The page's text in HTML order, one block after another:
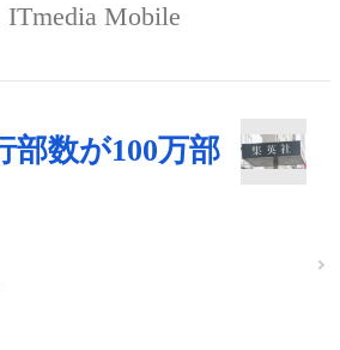
ITmedia Mobile
部数が100万部